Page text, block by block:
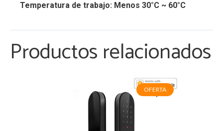
Temperatura de trabajo: Menos 30°C ~ 60°C
Productos relacionados
OFERTA